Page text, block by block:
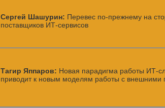
Сергей Шашурин: Перевес по-прежнему на
поставщиков ИТ-сервисов
Тагир Яппаров: Новая парадигма работы ИТ-
приводит к новым моделям работы с внешними